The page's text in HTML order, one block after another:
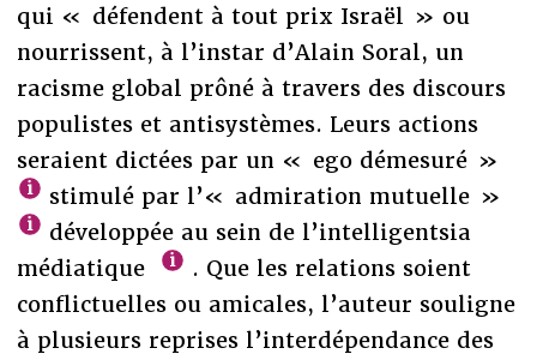
qui « défendent à tout prix Israël » ou
nourrissent, à l’instar d’Alain Soral, un
racisme global prôné à travers des discours
populistes et antisystèmes. Leurs actions
seraient dictées par un « ego démesuré »
stimulé par l’« admiration mutuelle »
développée au sein de l’intelligentsia
médiatique
. Que les relations soient
conflictuelles ou amicales, l’auteur souligne
à plusieurs reprises l’interdépendance des